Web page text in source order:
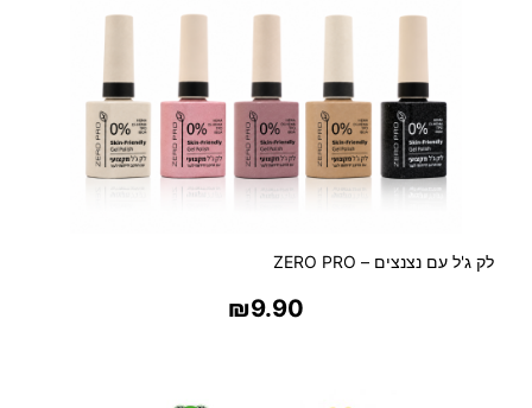
לק ג'ל עם נצנצים – ZERO PRO
₪9.90